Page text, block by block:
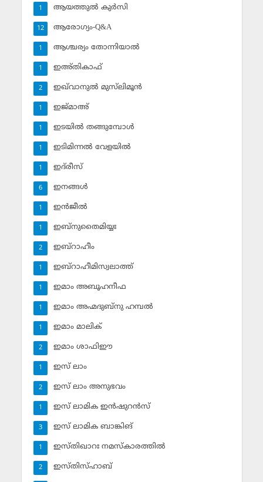
ആയത്തുല്‍ കുര്‍സി
1
ആരോഗ്യം-Q&A
12
ആശ്ചര്യം തോന്നിയാല്‍
1
ഇഅ്തികാഫ്‌
1
ഇഖ്‌വാനുല്‍ മുസ്‌ലിമൂന്‍
2
ഇജ്മാഅ്
1
ഇടയില്‍ തങ്ങുമ്പോള്‍
1
ഇടിമിന്നല്‍ വേളയില്‍
1
ഇദ്‌രീസ്‌
1
ഇനങ്ങള്‍
6
ഇന്‍ജീല്‍
1
ഇബ്‌നുതൈമിയ്യഃ
1
ഇബ്‌റാഹീം
2
ഇബ്‌റാഹീമിസ്വലാത്ത്
1
ഇമാം അബൂഹനീഫ
1
ഇമാം അഹ്മദുബ്‌നു ഹമ്പല്‍
1
ഇമാം മാലിക്
1
ഇമാം ശാഫിഈ
2
ഇസ് ലാം
1
ഇസ് ലാം അനുഭവം
2
ഇസ് ലാമിക ഇന്‍ഷുറന്‍സ്‌
1
ഇസ് ലാമിക ബാങ്കിങ്‌
3
ഇസ്തിഖാറഃ നമസ്‌കാരത്തില്‍
1
ഇസ്തിസ്ഹാബ്
2